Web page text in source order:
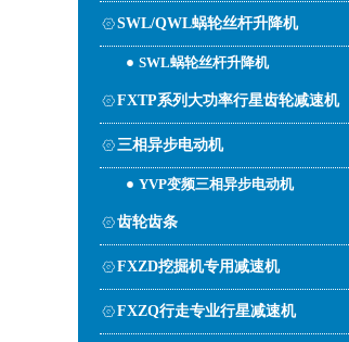
SWL/QWL蜗轮丝杆升降机
SWL蜗轮丝杆升降机
FXTP系列大功率行星齿轮减速机
三相异步电动机
YVP变频三相异步电动机
齿轮齿条
FXZD挖掘机专用减速机
FXZQ行走专业行星减速机